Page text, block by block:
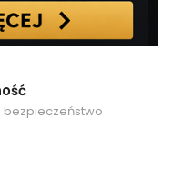
bezpieczeństwo